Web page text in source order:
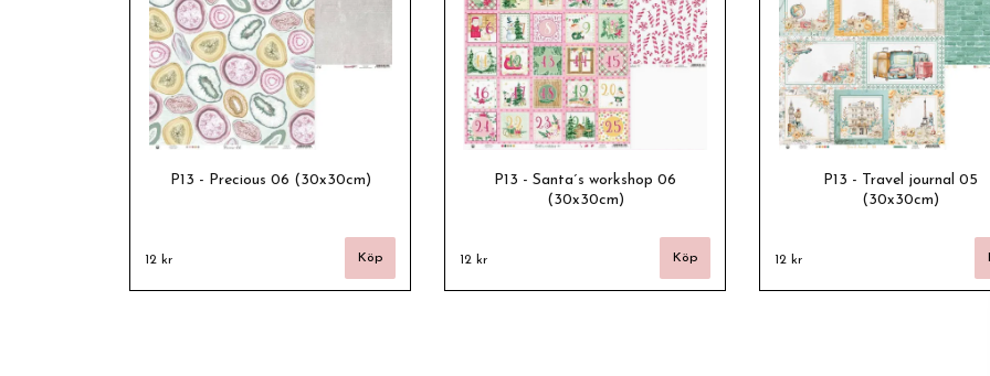
P13 - Precious 06 (30x30cm)
12 kr
P13 - Santa´s workshop 06
(30x30cm)
12 kr
P13 - Travel journal 05
(30x30cm)
12 kr